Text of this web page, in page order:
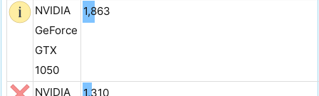
NVIDIA
GeForce
GTX
1050
1,863
NVIDIA
1,310